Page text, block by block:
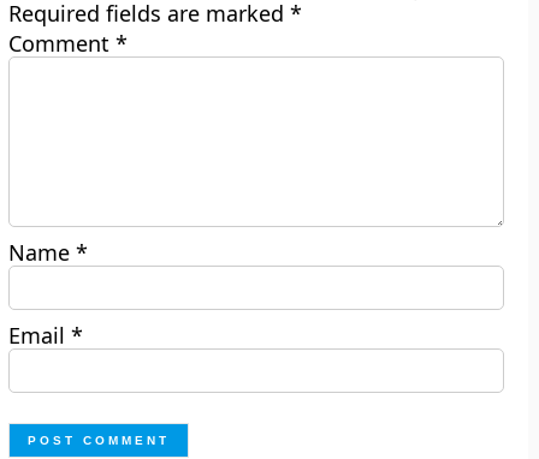
Required fields are marked*
Comment*
Name*
Email*